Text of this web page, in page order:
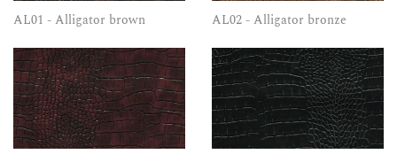
AL01 - Alligator brown AL02 - Alligator bronze